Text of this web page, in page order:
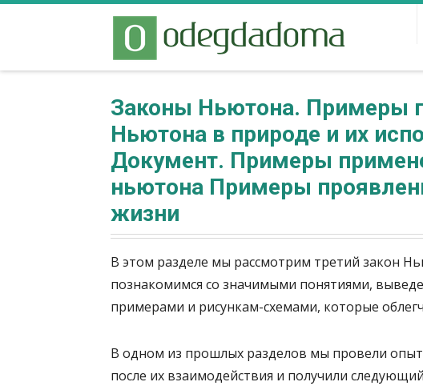
Законы Ньютона. Примеры
Ньютона в природе и их
Документ. Примеры
ньютона Примеры
жизни
В этом разделе мы рассмотрим третий закон
познакомимся со значимыми понятиями,
примерами и рисункам-схемами, которые
В одном из прошлых разделов мы провели
после их взаимодействия и получили